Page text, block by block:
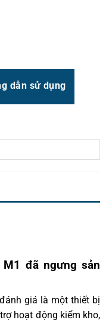
7
dẫn sử dụng
đã ngưng sản
giá là một thiết bị
hoạt động kiểm kho,